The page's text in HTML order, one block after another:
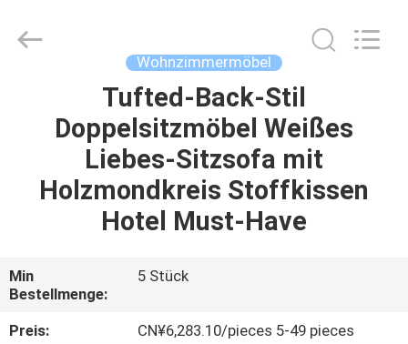
STARTSEITE
PRODUKTE
VR
SHOW
Ltd..
Wohnzimmermöbel
Tufted-Back-Stil
Doppelsitzmöbel Weißes
Liebes-Sitzsofa mit
Holzmondkreis Stoffkissen
Hotel Must-Have
Min
Bestellmenge:
5 Stück
Preis:
CN¥6,283.10/pieces 5-49 pieces